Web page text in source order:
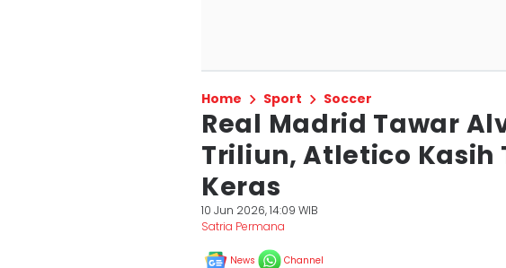
Home Sport Soccer
Real Madrid Tawar
Triliun, Atletico Kasih
Keras
10 Jun 2026, 14:09 WIB
Satria Permana
News Channel